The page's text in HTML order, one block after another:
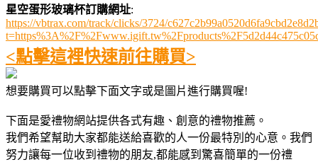
星空蛋形玻璃杯訂購網址:
https://vbtrax.com/track/clicks/3724/
<點擊這裡快速前往購買>
想要購買可以點擊下面文字或是圖片進行購買喔!
下面是愛禮物網站提供各式有趣、創意的禮物推薦。
我們希望幫助大家都能送給喜歡的人一份最特別的心意。我們
努力讓每一位收到禮物的朋友,都能感到驚喜簡單的一份禮